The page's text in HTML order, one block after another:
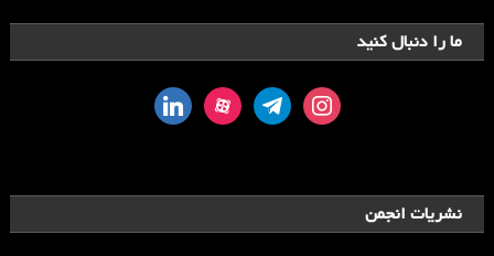
ما را دنبال کنید
instagram
telegram
aparat
linkedin
نشریات انجمن